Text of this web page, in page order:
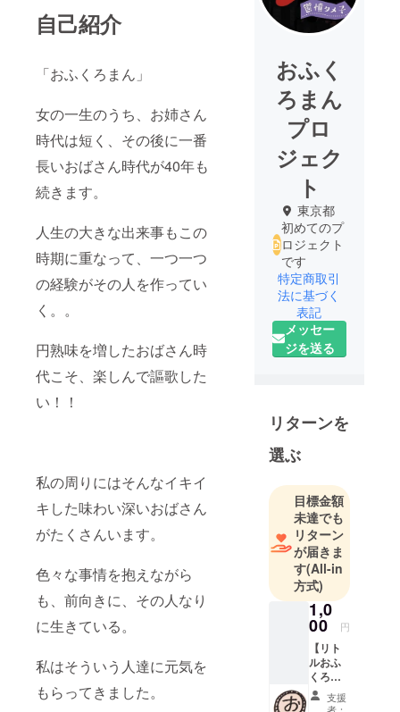
自己紹介
「おふくろまん」
女の一生のうち、お姉さん
時代は短く、その後に一番
長いおばさん時代が40年も
続きます。
人生の大きな出来事もこの
時期に重なって、一つ一つ
の経験がその人を作ってい
く。。
円熟味を増したおばさん時
代こそ、楽しんで謳歌した
い！！
私の周りにはそんなイキイ
キした味わい深いおばさん
がたくさんいます。
色々な事情を抱えながら
も、前向きに、その人なり
に生きている。
私はそういう人達に元気を
もらってきました。
おふく
ろまん
プロ
ジェク
ト
東京都
初めてのプ
ロジェクト
です
特定商取引
法に基づく
表記
メッセー
ジを送る
リターンを
選ぶ
目標金額
未達でも
リターン
が届きま
す(All-in
方式)
1,0
00 円
【リト
ルおふ
くろま
ん】 ・
完成し
支援